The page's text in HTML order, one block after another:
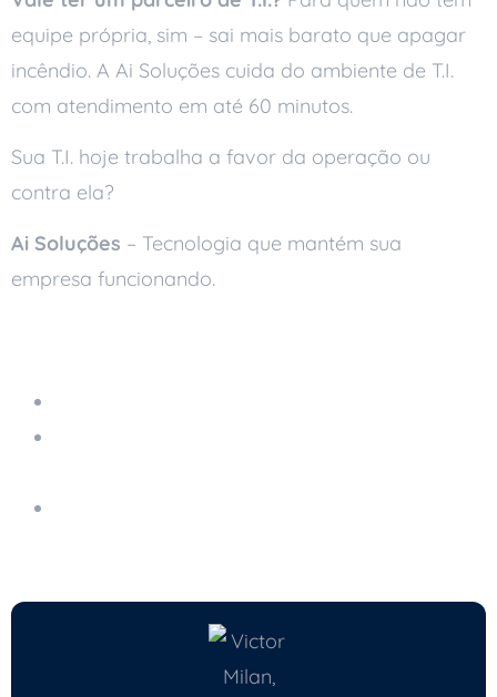
equipe própria, sim – sai mais barato que apagar
incêndio. A Ai Soluções cuida do ambiente de T.I.
com atendimento em até 60 minutos.
Sua T.I. hoje trabalha a favor da operação ou
contra ela?
Ai Soluções – Tecnologia que mantém sua
empresa funcionando.